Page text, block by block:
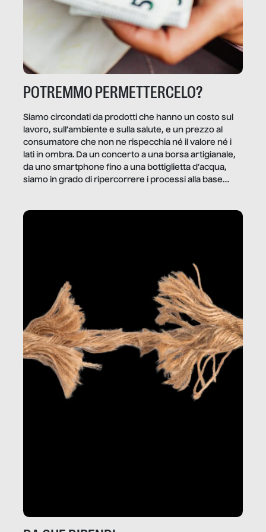
POTREMMO PERMETTERCELO?
Siamo circondati da prodotti che hanno un costo sul
lavoro, sull’ambiente e sulla salute, e un prezzo al
consumatore che non ne rispecchia né il valore né i
lati in ombra. Da un concerto a una borsa artigianale,
da uno smartphone fino a una bottiglietta d’acqua,
siamo in grado di ripercorrere i processi alla base
dietro gli oggetti e i servizi che fanno la nostra vita